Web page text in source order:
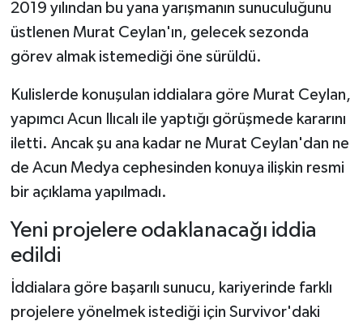
2019 yılından bu yana yarışmanın sunuculuğunu
üstlenen Murat Ceylan'ın, gelecek sezonda
görev almak istemediği öne sürüldü.
Kulislerde konuşulan iddialara göre Murat Ceylan,
yapımcı Acun Ilıcalı ile yaptığı görüşmede kararını
iletti. Ancak şu ana kadar ne Murat Ceylan'dan ne
de Acun Medya cephesinden konuya ilişkin resmi
bir açıklama yapılmadı.
Yeni projelere odaklanacağı iddia
edildi
İddialara göre başarılı sunucu, kariyerinde farklı
projelere yönelmek istediği için Survivor'daki